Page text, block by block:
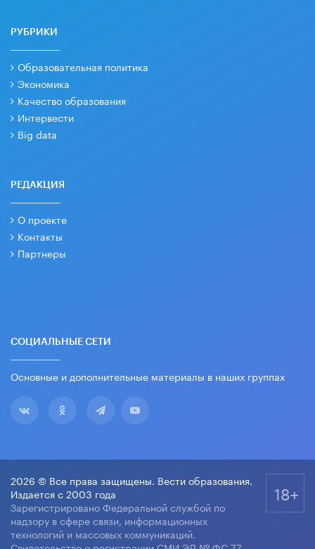
РУБРИКИ
Образовательная политика
Экономика
Качество образования
Интервести
Big data
РЕДАКЦИЯ
О проекте
Контакты
Партнеры
СОЦИАЛЬНЫЕ СЕТИ
Основные и дополнительные материалы в наших группах
2026 © Все права защищены. Вести образования.
Издается с 2003 года
Зарегистрировано Федеральной службой по
надзору в сфере связи, информационных
технологий и массовых коммуникаций.
18+